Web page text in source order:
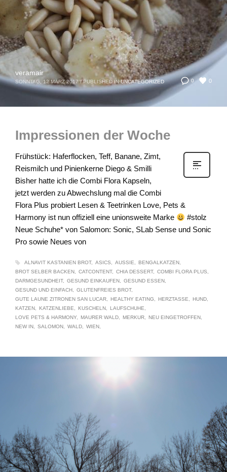
0 0
veramair
SONNTAG, 12 MÄRZ 2017 / PUBLISHED IN UNCATEGORIZED
Impressionen der Woche
Frühstück: Haferflocken, Teff, Banane, Zimt,
Reismilch und Pinienkerne Diego & Smilli
Bisher hatte ich die Combi Flora Kapseln,
jetzt werden zu Abwechslung mal die Combi
Flora Plus probiert Lesen & Teetrinken Love, Pets &
Harmony ist nun offiziell eine unionsweite Marke
#stolz
Neue Schuhe* von Salomon: Sonic, SLab Sense und Sonic
Pro sowie Neues von
ALNAVIT KASTANIEN BROT ASICS AUSSIE
BENGALKATZEN
BROT SELBER BACKEN
CATCONTENT CHIA DESSERT
COMBI FLORA PLUS
DARMGESUNDHEIT
GESUND EINKAUFEN
GESUND ESSEN
GESUND UND EINFACH
GLUTENFREIES BROT
GUTE LAUNE ZITRONEN SAN LUCAR
HEALTHY EATING HERZTASSE
HUND
KATZEN
KATZENLIEBE KUSCHELN
LAUFSCHUHE
LOVE PETS & HARMONY
MAURER WALD MERKUR
NEU EINGETROFFEN
NEW IN
SALOMON WALD WIEN